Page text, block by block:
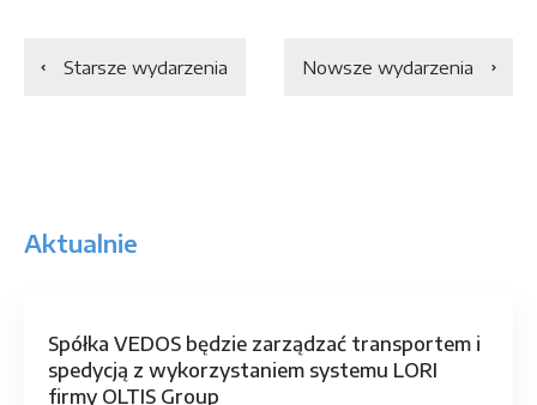
Starsze wydarzenia Nowsze wydarzenia
Aktualnie
Spółka VEDOS będzie zarządzać transportem i
spedycją z wykorzystaniem systemu LORI
firmy OLTIS Group